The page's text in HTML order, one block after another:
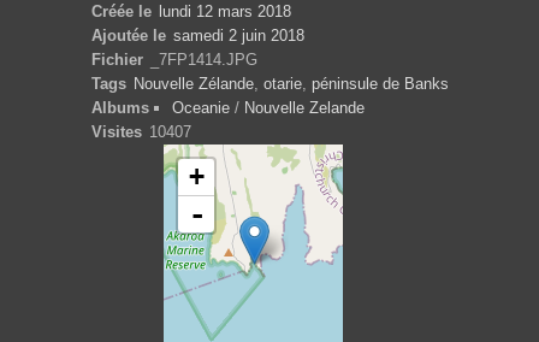
Créée le
lundi 12 mars 2018
Ajoutée le samedi 2 juin 2018
Fichier
_7FP1414.JPG
Tags Nouvelle Zélande otarie péninsule de Banks
Albums
Oceanie / Nouvelle Zelande
Visites 10407
+
-